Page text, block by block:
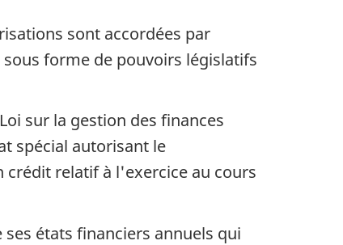
sont accordées par
forme de pouvoirs législatifs
sur la gestion des finances
spécial autorisant le
relatif à l'exercice au cours
états financiers annuels qui